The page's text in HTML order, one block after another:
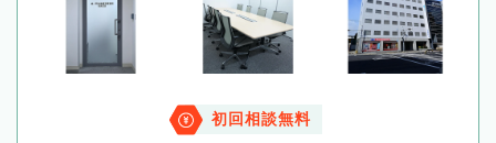
初回相談無料